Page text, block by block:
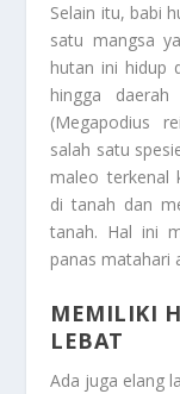
Selain itu, babi
satu mangsa
hutan ini hidup
hingga
(Megapodius
salah satu
maleo terkenal
di tanah dan
tanah. Hal ini
panas matahari
MEMILIKI
LEBAT
Ada juga elang